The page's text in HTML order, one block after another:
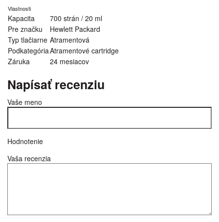
Vlastnosti
Kapacita
700 strán / 20 ml
Pre značku
Hewlett Packard
Typ tlačiarne Atramentová
PodkategóriaAtramentové cartridge
Záruka
24 mesiacov
Napísať recenziu
Vaše meno
Hodnotenie
Vaša recenzia